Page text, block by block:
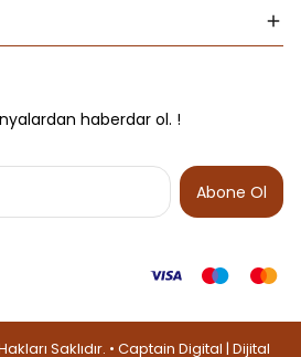
haberdar ol. !
Abone Ol
Saklıdır. • Captain Digital | Dijital